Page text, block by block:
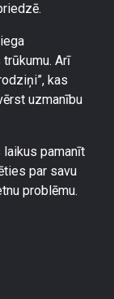
Arī
kas
uzmanību
pamanīt
par savu
problēmu.